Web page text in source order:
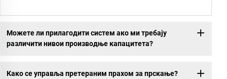
Можете ли прилагодити систем ако ми требају
различити нивои производње капацитета?
Како се управља претераним прахом за прскање?